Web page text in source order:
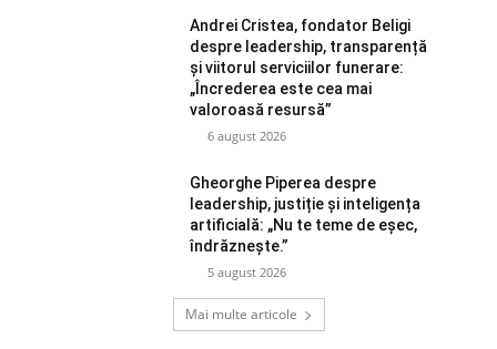
Andrei Cristea, fondator Beligi
despre leadership, transparență
și viitorul serviciilor funerare:
„Încrederea este cea mai
valoroasă resursă”
6 august 2026
Gheorghe Piperea despre
leadership, justiție și inteligența
artificială: „Nu te teme de eșec,
îndrăznește.”
5 august 2026
Mai multe articole